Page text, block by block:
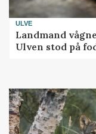
ULVE
Landmand
Ulven stod på